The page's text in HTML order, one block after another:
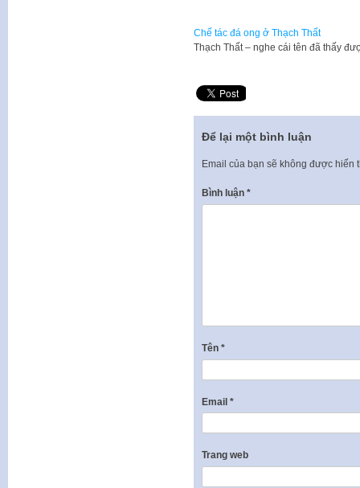
Chế tác đá ong ở Thạch Thất
Thạch Thất – nghe cái tên đã thấy
Để lại một bình luận
Email của bạn sẽ không được hiển
Bình luận *
Tên *
Email *
Trang web